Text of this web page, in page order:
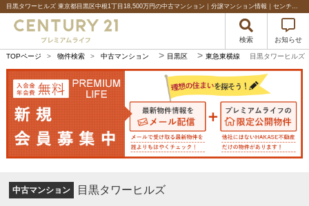
目黒タワーヒルズ 東京都目黒区中根1丁目18,500万円の中古マンション｜分譲マンション情報｜センチュリー21プレミアムライフ
検索 お知らせ
TOPページ > 物件検索 > 中古マンション > 目黒区 > 東急東横線 目黒タワーヒルズ
中古マンション 目黒タワーヒルズ